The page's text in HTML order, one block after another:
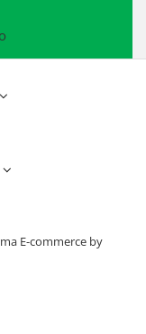
E-commerce by